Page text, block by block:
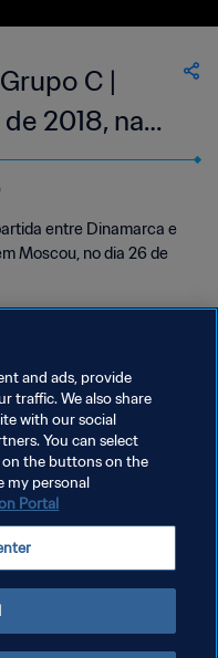
C |
2018, na
entre Dinamarca e
Moscou, no dia 26 de
and ads, provide
traffic. We also share
with our social
You can select
the buttons on the
my personal
Portal